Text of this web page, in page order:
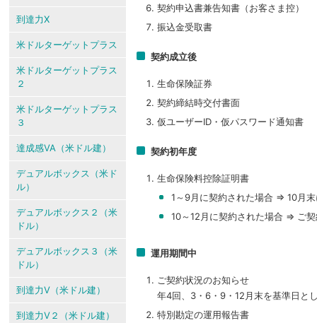
契約申込書兼告知書（お客さま控）
振込金受取書
契約成立後
生命保険証券
契約締結時交付書面
仮ユーザーID・仮パスワード通知書
契約初年度
生命保険料控除証明書
1～9月に契約された場合 ⇒ 10月
10～12月に契約された場合 ⇒ ご
運用期間中
ご契約状況のお知らせ
年4回、3・6・9・12月末を基準日と
特別勘定の運用報告書
到達力X
米ドルターゲットプラス
米ドルターゲットプラス
２
米ドルターゲットプラス
３
達成感VA（米ドル建）
デュアルボックス（米ド
ル）
デュアルボックス２（米
ドル）
デュアルボックス３（米
ドル）
到達力V（米ドル建）
到達力V２（米ドル建）